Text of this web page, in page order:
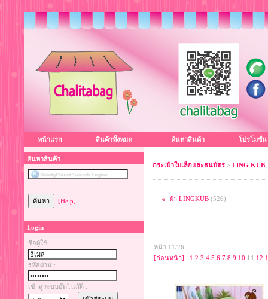
หน้าแรก สินค้าทั้งหมด ค้นหาสินค้า โปรโมชั่น
ค้นหาสินค้า
[Help]
Login
ชื่อผู้ใช้ :
รหัสผ่าน :
เข้าสู่ระบบอัตโนมัติ :
กระเป๋าใบเล็กและธนบัตร > LING KUB
ผ้า LINGKUB (526)
หน้า 11/26
[ก่อนหน้า]
1 2 3 4 5 6 7 8 9 10 11 12